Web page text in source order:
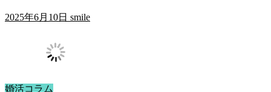
2025年6月10日 smile
婚活コラム